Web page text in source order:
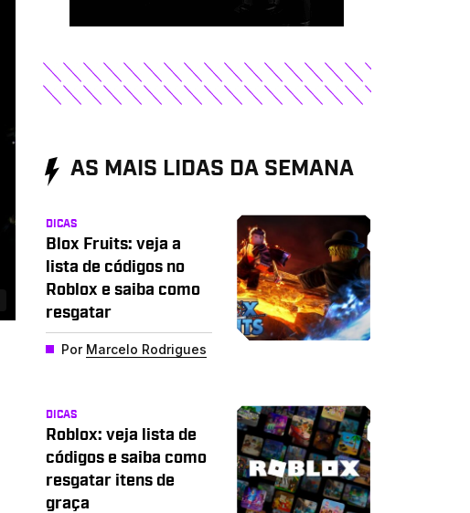
AS MAIS LIDAS DA SEMANA
DICAS
Blox Fruits: veja a
lista de códigos no
Roblox e saiba como
resgatar
Por Marcelo Rodrigues
DICAS
Roblox: veja lista de
códigos e saiba como
resgatar itens de
graça